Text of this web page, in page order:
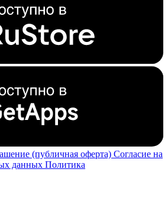
(публичная оферта) Согласие на
данных Политика